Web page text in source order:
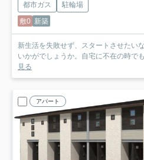
都市ガス
駐輪場
敷0 新築
新生活を失敗せず、スタートさせた
いかがでしょうか。自宅に不在の時で
見る
アパート